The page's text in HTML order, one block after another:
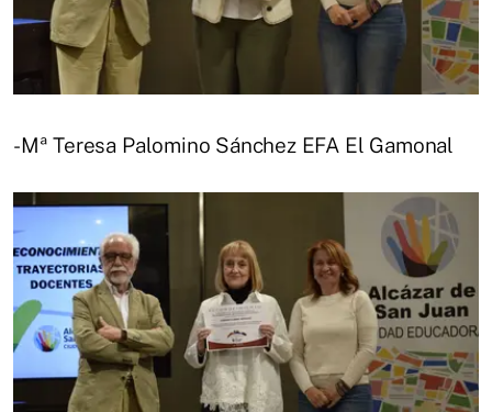
-Mª Teresa Palomino Sánchez EFA El Gamonal